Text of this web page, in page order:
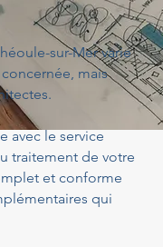
sur-Mer varie
mais
avec le service
traitement de votre
et conforme
qui